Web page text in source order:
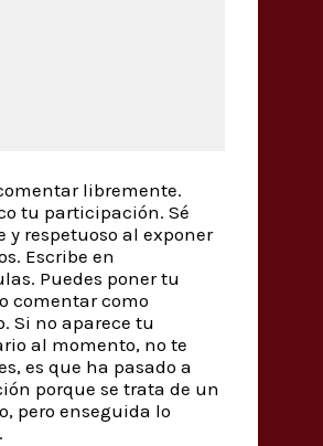
libremente.
tu participación. Sé
y respetuoso al exponer
Escribe en
Puedes poner tu
comentar como
Si no aparece tu
al momento, no te
es que ha pasado a
porque se trata de un
pero enseguida lo